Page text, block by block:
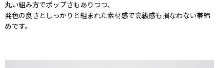
丸い組み方でポップさもありつつ、
発色の良さとしっかりと組まれた素材感で高級感も損なわない帯締
めです。